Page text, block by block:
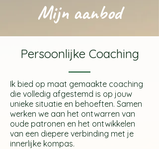
Mijn aanbod
Persoonlijke Coaching
Ik bied op maat gemaakte coaching
die volledig afgestemd is op jouw
unieke situatie en behoeften. Samen
werken we aan het ontwarren van
oude patronen en het ontwikkelen
van een diepere verbinding met je
innerlijke kompas.